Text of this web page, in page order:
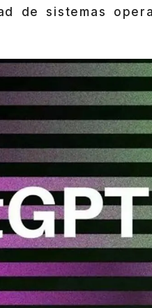
de sistemas